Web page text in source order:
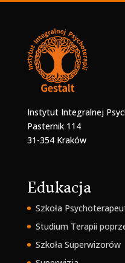
Instytut Integralnej
Pasternik 114
31-354 Kraków
Edukacja
Szkoła
Studium Terapii
Szkoła Superwizorów